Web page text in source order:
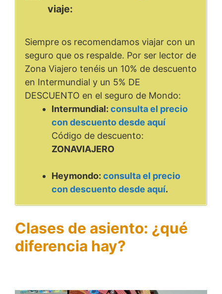
viaje:
Siempre os recomendamos viajar con un
seguro que os respalde. Por ser lector de
Zona Viajero tenéis un 10% de descuento
en Intermundial y un 5% DE
DESCUENTO en el seguro de Mondo:
Intermundial: consulta el precio
con descuento desde aquí
Código de descuento:
ZONAVIAJERO
Heymondo: consulta el precio
con descuento desde aquí.
Clases de asiento: ¿qué
diferencia hay?